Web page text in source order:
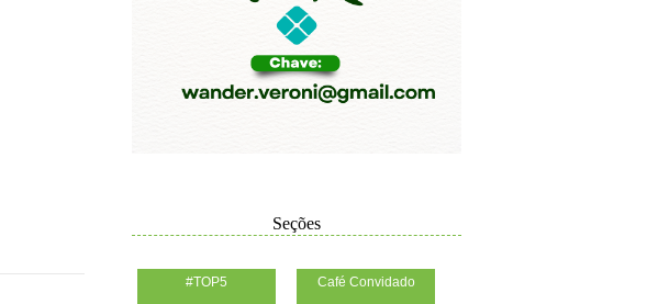
Seções
#TOP5 Café Convidado